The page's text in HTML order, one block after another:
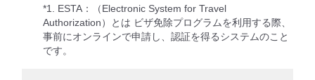
*1. ESTA：（Electronic System for Travel
Authorization）とは ビザ免除プログラムを利用する際、
事前にオンラインで申請し、認証を得るシステムのこと
です。